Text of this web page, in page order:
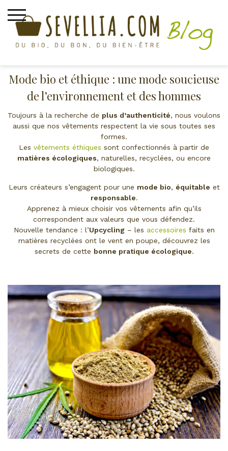
content
Mode bio et éthique : une mode soucieuse
de l’environnement et des hommes
Toujours à la recherche de plus d’authenticité, nous voulons
aussi que nos vêtements respectent la vie sous toutes ses
formes.
Les vêtements éthiques sont confectionnés à partir de
matières écologiques, naturelles, recyclées, ou encore
biologiques.
Leurs créateurs s’engagent pour une mode bio, équitable et
responsable.
Apprenez à mieux choisir vos vêtements afin qu’ils
correspondent aux valeurs que vous défendez.
Nouvelle tendance : l’Upcycling – les accessoires faits en
matières recyclées ont le vent en poupe, découvrez les
secrets de cette bonne pratique écologique.